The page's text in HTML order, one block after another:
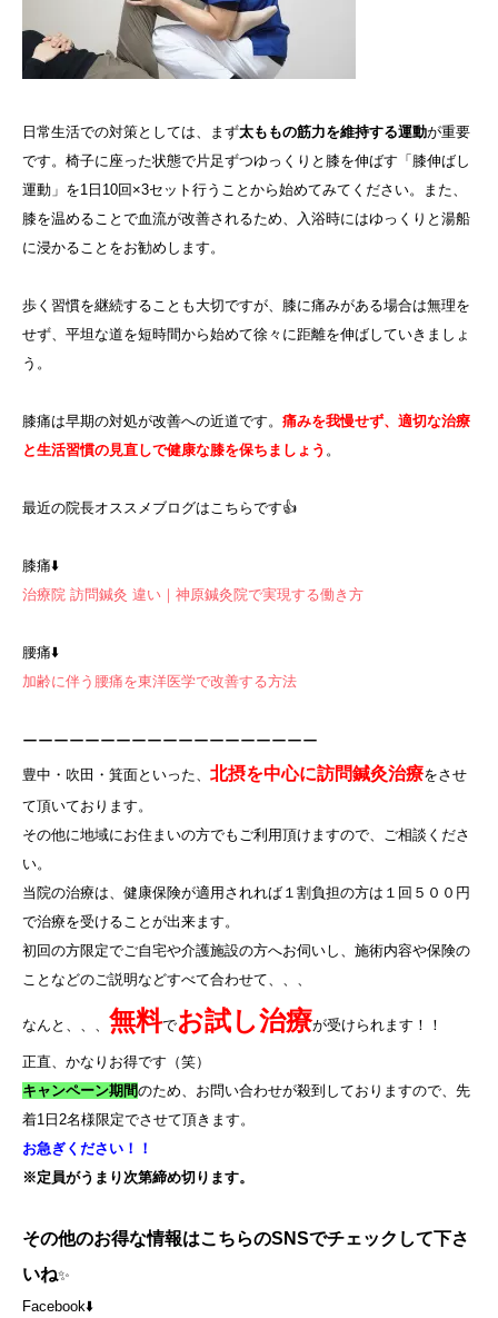
日常生活での対策としては、まず太ももの筋力を維持する運動が重要
です。椅子に座った状態で片足ずつゆっくりと膝を伸ばす「膝伸ばし
運動」を1日10回×3セット行うことから始めてみてください。また、
膝を温めることで血流が改善されるため、入浴時にはゆっくりと湯船
に浸かることをお勧めします。
歩く習慣を継続することも大切ですが、膝に痛みがある場合は無理を
せず、平坦な道を短時間から始めて徐々に距離を伸ばしていきましょ
う。
膝痛は早期の対処が改善への近道です。 痛みを我慢せず、適切な治療
と生活習慣の見直しで健康な膝を保ちましょう 。
最近の院長オススメブログはこちらです👍
膝痛⬇️
治療院 訪問鍼灸 違い｜神原鍼灸院で実現する働き方
腰痛⬇️
加齢に伴う腰痛を東洋医学で改善する方法
ーーーーーーーーーーーーーーーーーーー
豊中・吹田・箕面といった、 北摂を中心に訪問鍼灸治療をさせ
て頂いております。
その他に地域にお住まいの方でもご利用頂けますので、ご相談くださ
い。
当院の治療は、健康保険が適用されれば１割負担の方は１回５００円
で治療を受けることが出来ます。
初回の方限定でご自宅や介護施設の方へお伺いし、施術内容や保険の
ことなどのご説明などすべて合わせて、、、
なんと、、、 無料でお試し治療が受けられます！！
正直、かなりお得です（笑）
キャンペーン期間のため、お問い合わせが殺到しておりますので、先
着1 日 2名様限定でさせて頂きます。
お急ぎください！！
※定員がうまり次第締め切ります。
その他のお得な情報はこちらのSNSでチェックして下さ
いね✨
Facebook⬇️